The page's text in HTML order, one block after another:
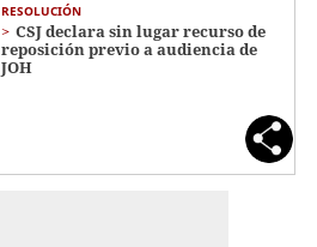
RESOLUCIÓN
CSJ declara sin lugar recurso de
reposición previo a audiencia de
JOH